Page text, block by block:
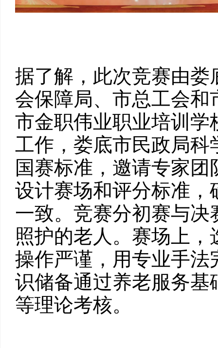
据了解，此次竞赛由
会保障局、市总工会
市金职伟业职业培训
工作，娄底市民政局
国赛标准，邀请专家
设计赛场和评分标准
一致。竞赛分初赛与
照护的老人。赛场上
操作严谨，用专业手
识储备通过养老服务
等理论考核。